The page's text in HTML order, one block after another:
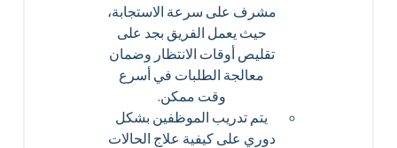
مشرف على سرعة الاستجابة،
حيث يعمل الفريق بجد على
تقليص أوقات الانتظار وضمان
معالجة الطلبات في أسرع
وقت ممكن.
يتم تدريب الموظفين بشكل
دوري على كيفية علاج الحالات